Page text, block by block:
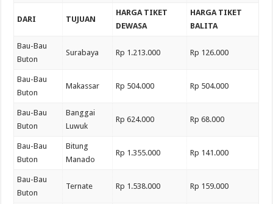
DARI TUJUAN
HARGA TIKET
DEWASA
HARGA TIKET
BALITA
Bau-Bau
Buton
Surabaya Rp 1.213.000 Rp 126.000
Bau-Bau
Buton
Makassar Rp 504.000 Rp 504.000
Bau-Bau
Buton
Banggai
Luwuk
Rp 624.000 Rp 68.000
Bau-Bau
Buton
Bitung
Manado
Rp 1.355.000 Rp 141.000
Bau-Bau
Buton
Ternate Rp 1.538.000 Rp 159.000